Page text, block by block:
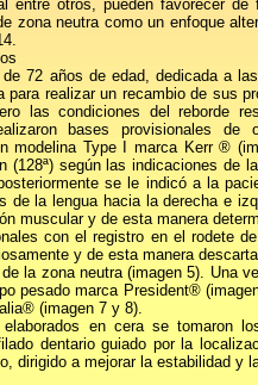
entre otros, pueden favorecer
zona neutra como un enfoque
de 72 años de edad, dedicada a
para realizar un recambio de sus
las condiciones del reborde
bases provisionales de
modelina Type I marca Kerr ®
(128ª) según las indicaciones de
se le indicó a la
de la lengua hacia la derecha e
muscular y de esta manera
con el registro en el rodete
y de esta manera
la zona neutra (imagen 5). Una
pesado marca President®
(imagen 7 y 8).
en cera se tomaron
dentario guiado por la
dirigido a mejorar la estabilidad y